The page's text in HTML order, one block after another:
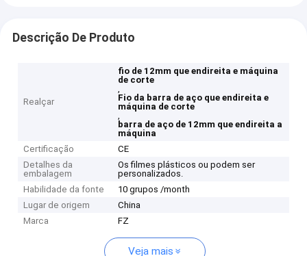
Descrição De Produto
Realçar
fio de 12mm que endireita e máquina
de corte
,
Fio da barra de aço que endireita e
máquina de corte
,
barra de aço de 12mm que endireita a
máquina
Certificação
CE
Detalhes da
embalagem
Os filmes plásticos ou podem ser
personalizados.
Habilidade da fonte
10 grupos /month
Lugar de origem
China
Marca
FZ
Veja mais